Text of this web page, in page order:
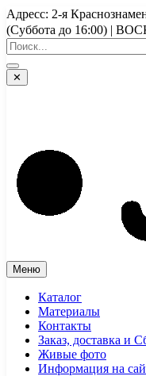
Перейти
к
содержимому
Адресс: 2-я
(Суббота до 16:00) |
✕
Меню
Каталог
Материалы
Контакты
Заказ, доставка и
Живые фото
Информация на